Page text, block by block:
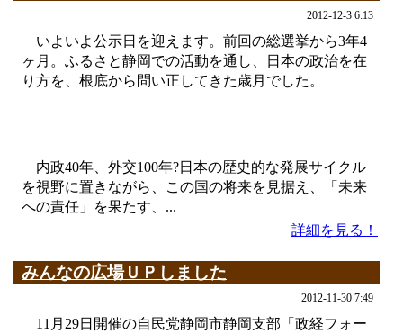
2012-12-3 6:13
いよいよ公示日を迎えます。前回の総選挙から3年4
ヶ月。ふるさと静岡での活動を通し、日本の政治を在
り方を、根底から問い正してきた歳月でした。
内政40年、外交100年?日本の歴史的な発展サイクル
を視野に置きながら、この国の将来を見据え、「未来
への責任」を果たす、...
詳細を見る！
みんなの広場ＵＰしました
2012-11-30 7:49
11月29日開催の自民党静岡市静岡支部「政経フォー